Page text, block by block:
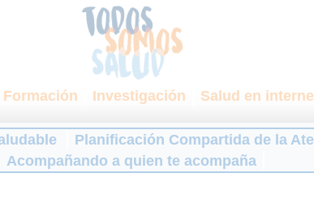
Formación Investigación Salud en
Planificación Compartida de la
Acompañando a quien te acompaña